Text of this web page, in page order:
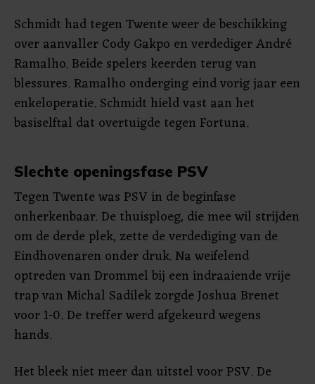
Schmidt had tegen Twente weer de beschikking
over aanvaller Cody Gakpo en verdediger André
Ramalho. Beide spelers keerden terug van
blessures. Ramalho onderging eind vorig jaar een
enkeloperatie. Schmidt hield vast aan het
basiselftal dat overtuigde tegen Fortuna.
Slechte openingsfase PSV
Tegen Twente was PSV in de beginfase
onherkenbaar. De thuisploeg, die mee wil strijden
om de derde plek, zette de verdediging van de
Eindhovenaren onder druk. Na weifelend
optreden van Drommel bij een indraaiende vrije
trap van Michal Sadilek zorgde Joshua Brenet
voor 1-0. De treffer werd afgekeurd wegens
hands.
Het bleek niet meer dan uitstel voor PSV. De